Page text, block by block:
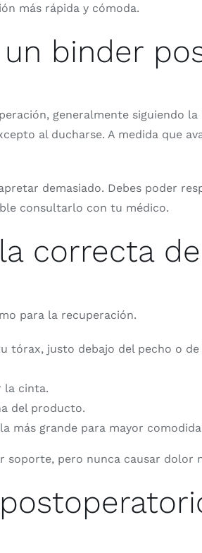
más rápida y cómoda.
binder
generalmente siguiendo
al ducharse. A medida que
demasiado. Debes poder
consultarlo con tu médico.
correcta
para la recuperación.
justo debajo del pecho o de
la cinta.
del producto.
más grande para mayor
pero nunca causar dolor